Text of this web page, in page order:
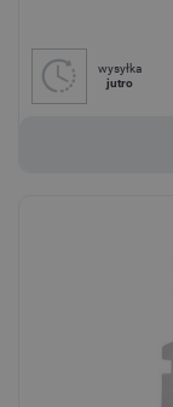
wysyłka
jutro